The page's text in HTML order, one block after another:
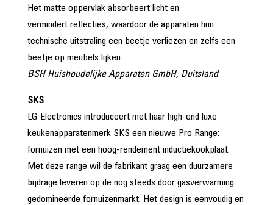
Het matte oppervlak absorbeert licht en
vermindert reflecties, waardoor de apparaten hun
technische uitstraling een beetje verliezen en zelfs een
beetje op meubels lijken.
BSH Huishoudelijke Apparaten GmbH, Duitsland
SKS
LG Electronics introduceert met haar high-end luxe
keukenapparatenmerk SKS een nieuwe Pro Range:
fornuizen met een hoog-rendement inductiekookplaat.
Met deze range wil de fabrikant graag een duurzamere
bijdrage leveren op de nog steeds door gasverwarming
gedomineerde fornuizenmarkt. Het design is eenvoudig en